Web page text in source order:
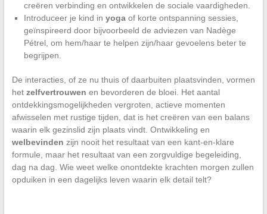
creëren verbinding en ontwikkelen de sociale vaardigheden.
Introduceer je kind in yogaof korte ontspanning sessies,
geïnspireerd door bijvoorbeeld de adviezen van Nadège
Pétrel, om hem/haar te helpen zijn/haar gevoelens beter te
begrijpen.
De interacties, of ze nu thuis of daarbuiten plaatsvinden, vormen
het zelfvertrouwen en bevorderen de bloei. Het aantal
ontdekkingsmogelijkheden vergroten, actieve momenten
afwisselen met rustige tijden, dat is het creëren van een balans
waarin elk gezinslid zijn plaats vindt. Ontwikkeling en
welbevinden zijn nooit het resultaat van een kant-en-klare
formule, maar het resultaat van een zorgvuldige begeleiding,
dag na dag. Wie weet welke onontdekte krachten morgen zullen
opduiken in een dagelijks leven waarin elk detail telt?